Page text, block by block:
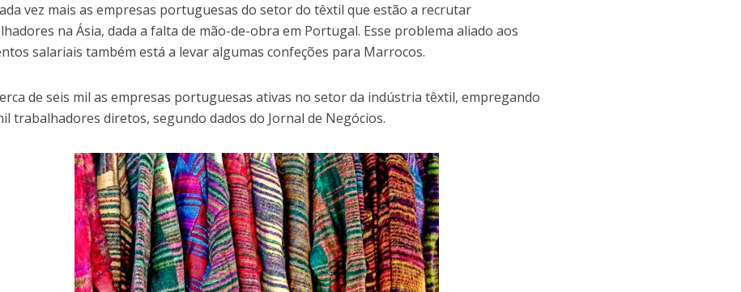
vez mais as empresas portuguesas do setor do têxtil que estão a recrutar
na Ásia, dada a falta de mão-de-obra em Portugal. Esse problema aliado aos
salariais também está a levar algumas confeções para Marrocos.
de seis mil as empresas portuguesas ativas no setor da indústria têxtil, empregando
trabalhadores diretos, segundo dados do Jornal de Negócios.